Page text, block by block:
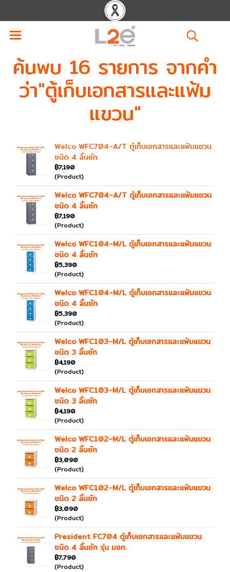
ค้นพบ 16 รายการ จากคำ
ว่า"ตู้เก็บเอกสารและแฟ้ม
แขวน"
Welco WFC704-A/T ตู้เก็บเอกสารและแฟ้มแขวน
ชนิด 4 ลิ้นชัก
฿7,190
(Product)
Welco WFC704-A/T ตู้เก็บเอกสารและแฟ้มแขวน
ชนิด 4 ลิ้นชัก
฿7,190
(Product)
Welco WFC104-M/L ตู้เก็บเอกสารและแฟ้มแขวน
ชนิด 4 ลิ้นชัก
฿5,390
(Product)
Welco WFC104-M/L ตู้เก็บเอกสารและแฟ้มแขวน
ชนิด 4 ลิ้นชัก
฿5,390
(Product)
Welco WFC103-M/L ตู้เก็บเอกสารและแฟ้มแขวน
ชนิด 3 ลิ้นชัก
฿4,190
(Product)
Welco WFC103-M/L ตู้เก็บเอกสารและแฟ้มแขวน
ชนิด 3 ลิ้นชัก
฿4,190
(Product)
Welco WFC102-M/L ตู้เก็บเอกสารและแฟ้มแขวน
ชนิด 2 ลิ้นชัก
฿3,090
(Product)
Welco WFC102-M/L ตู้เก็บเอกสารและแฟ้มแขวน
ชนิด 2 ลิ้นชัก
฿3,090
(Product)
President FC704 ตู้เก็บเอกสารและแฟ้มแขวน
ชนิด 4 ลิ้นชัก รุ่น มอก.
฿7,790
(Product)